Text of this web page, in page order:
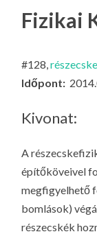
Fizikai
#128,
Időpont:
Kivonat:
A
építőköveivel
megfigyelhető
bomlások)
részecskék